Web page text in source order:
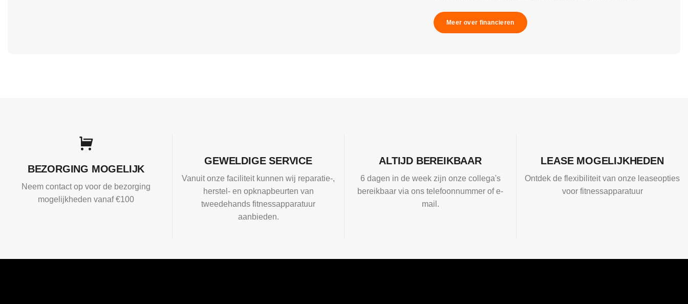
Meer over financieren
BEZORGING MOGELIJK
Neem contact op voor de bezorging
mogelijkheden vanaf €100
GEWELDIGE SERVICE
Vanuit onze faciliteit kunnen wij reparatie-,
herstel- en opknapbeurten van
tweedehands fitnessapparatuur
aanbieden.
ALTIJD BEREIKBAAR
6 dagen in de week zijn onze collega's
bereikbaar via ons telefoonnummer of e-
mail.
LEASE MOGELIJKHEDEN
Ontdek de flexibiliteit van onze leaseopties
voor fitnessapparatuur